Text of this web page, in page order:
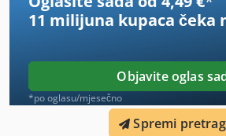
11 milijuna kupaca čeka
Objavite oglas
*po oglasu/mjesečno
Spremi